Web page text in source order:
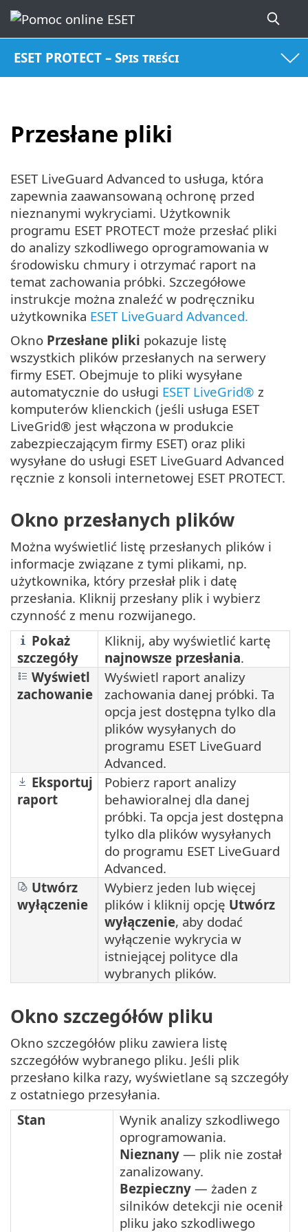
ESET PROTECT – Spis treści
Przesłane pliki
ESET LiveGuard Advanced to usługa, która
zapewnia zaawansowaną ochronę przed
nieznanymi wykryciami. Użytkownik
programu ESET PROTECT może przesłać pliki
do analizy szkodliwego oprogramowania w
środowisku chmury i otrzymać raport na
temat zachowania próbki. Szczegółowe
instrukcje można znaleźć w podręczniku
użytkownika ESET LiveGuard Advanced.
Okno Przesłane pliki pokazuje listę
wszystkich plików przesłanych na serwery
firmy ESET. Obejmuje to pliki wysyłane
automatycznie do usługi ESET LiveGrid® z
komputerów klienckich (jeśli usługa ESET
LiveGrid® jest włączona w produkcie
zabezpieczającym firmy ESET) oraz pliki
wysyłane do usługi ESET LiveGuard Advanced
ręcznie z konsoli internetowej ESET PROTECT.
Okno przesłanych plików
Można wyświetlić listę przesłanych plików i
informacje związane z tymi plikami, np.
użytkownika, który przesłał plik i datę
przesłania. Kliknij przesłany plik i wybierz
czynność z menu rozwijanego.
Pokaż
szczegóły
Kliknij, aby wyświetlić kartę
najnowsze przesłania.
Wyświetl
zachowanie
Wyświetl raport analizy
zachowania danej próbki. Ta
opcja jest dostępna tylko dla
plików wysyłanych do
programu ESET LiveGuard
Advanced.
Eksportuj
raport
Pobierz raport analizy
behawioralnej dla danej
próbki. Ta opcja jest dostępna
tylko dla plików wysyłanych
do programu ESET LiveGuard
Advanced.
Utwórz
wyłączenie
Wybierz jeden lub więcej
plików i kliknij opcję Utwórz
wyłączenie, aby dodać
wyłączenie wykrycia w
istniejącej polityce dla
wybranych plików.
Okno szczegółów pliku
Okno szczegółów pliku zawiera listę
szczegółów wybranego pliku. Jeśli plik
przesłano kilka razy, wyświetlane są szczegóły
z ostatniego przesyłania.
Stan
Wynik analizy szkodliwego
oprogramowania.
Nieznany — plik nie został
zanalizowany.
Bezpieczny — żaden z
silników detekcji nie ocenił
pliku jako szkodliwego